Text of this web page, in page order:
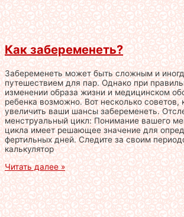
Как забеременеть?
Забеременеть может быть сложным и
путешествием для пар. Однако при
изменении образа жизни и медицинском
ребенка возможно. Вот несколько советов,
увеличить ваши шансы забеременеть.
менструальный цикл: Понимание вашего
цикла имеет решающее значение для
фертильных дней. Следите за своим
калькулятор
Читать далее »